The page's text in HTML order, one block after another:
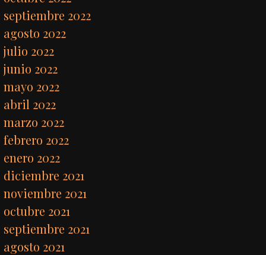
septiembre 2022
agosto 2022
julio 2022
junio 2022
mayo 2022
abril 2022
marzo 2022
febrero 2022
enero 2022
diciembre 2021
noviembre 2021
octubre 2021
septiembre 2021
agosto 2021